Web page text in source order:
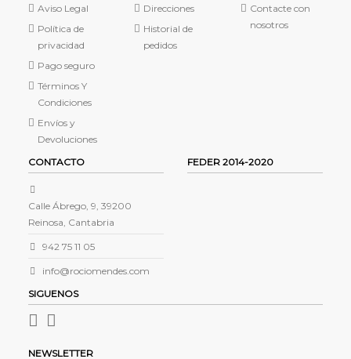
Aviso Legal
Política de
privacidad
Pago seguro
Términos Y
Condiciones
Envíos y
Devoluciones
Direcciones
Historial de
pedidos
Contacte con
nosotros
CONTACTO
Calle Ábrego, 9, 39200
Reinosa, Cantabria
942 75 11 05
info@rociomendes.com
FEDER 2014-2020
SIGUENOS
NEWSLETTER